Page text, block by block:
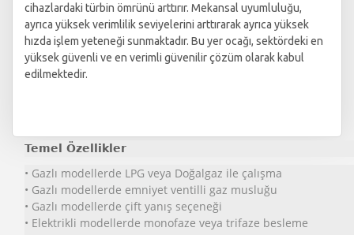
cihazlardaki türbin ömrünü arttırır. Mekansal uyumluluğu,
ayrıca yüksek verimlilik seviyelerini arttırarak ayrıca yüksek
hızda işlem yeteneği sunmaktadır. Bu yer ocağı, sektördeki en
yüksek güvenli ve en verimli güvenilir çözüm olarak kabul
edilmektedir.
Temel Özellikler
• Gazlı modellerde LPG veya Doğalgaz ile çalışma
• Gazlı modellerde emniyet ventilli gaz musluğu
• Gazlı modellerde çift yanış seçeneği
• Elektrikli modellerde monofaze veya trifaze besleme